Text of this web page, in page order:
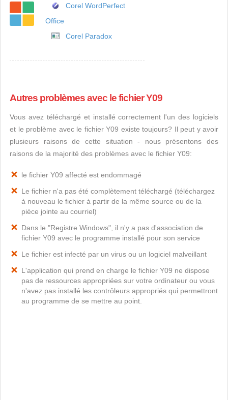
Corel WordPerfect
Office
Corel Paradox
Autres problèmes avec le fichier Y09
Vous avez téléchargé et installé correctement l'un des logiciels
et le problème avec le fichier Y09 existe toujours? Il peut y avoir
plusieurs raisons de cette situation - nous présentons des
raisons de la majorité des problèmes avec le fichier Y09:
le fichier Y09 affecté est endommagé
Le fichier n'a pas été complètement téléchargé (téléchargez
à nouveau le fichier à partir de la même source ou de la
pièce jointe au courriel)
Dans le "Registre Windows", il n'y a pas d'association de
fichier Y09 avec le programme installé pour son service
Le fichier est infecté par un virus ou un logiciel malveillant
L'application qui prend en charge le fichier Y09 ne dispose
pas de ressources appropriées sur votre ordinateur ou vous
n'avez pas installé les contrôleurs appropriés qui permettront
au programme de se mettre au point.